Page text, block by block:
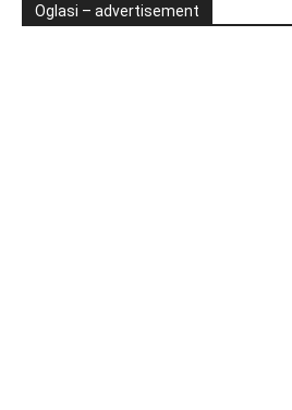
Oglasi – advertisement